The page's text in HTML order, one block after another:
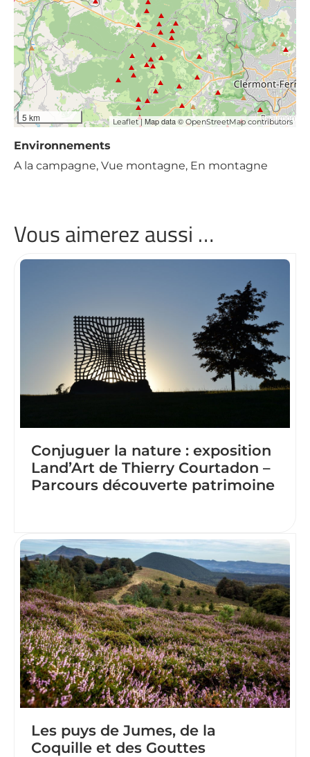
5 km Leaflet| Map data © OpenStreetMap contributors
Environnements
A la campagne, Vue montagne, En montagne
Vous aimerez aussi …
Conjuguer la nature : exposition
Land’Art de Thierry Courtadon –
Parcours découverte patrimoine
Les puys de Jumes, de la
Coquille et des Gouttes